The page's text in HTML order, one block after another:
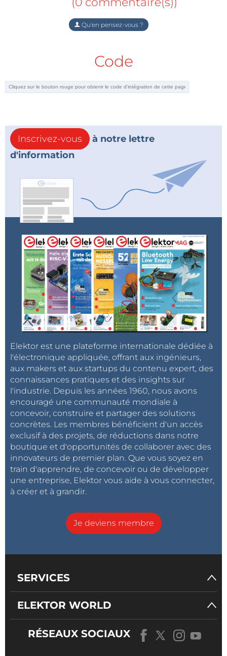
Qu'en pensez-vous ?
Code
Inscrivez-vous
à notre lettre
d'information
Elektor est une plateforme internationale dédiée à
l'électronique appliquée, offrant aux ingénieurs,
aux makers et aux startups du contenu expert, des
connaissances pratiques et des insights sur
l'industrie. Depuis les années 1960, nous avons
encouragé une communauté mondiale à
concevoir, construire et partager des solutions
concrètes. Les membres bénéficient d'un accès
exclusif à des projets, de réductions dans notre
boutique et d'opportunités de collaborer avec des
innovateurs de premier plan. Que vous soyez en
train d'apprendre, de concevoir ou de développer
une entreprise, Elektor vous aide à vous connecter,
à créer et à grandir.
Je deviens membre
SERVICES
ELEKTOR WORLD
RÉSEAUX SOCIAUX